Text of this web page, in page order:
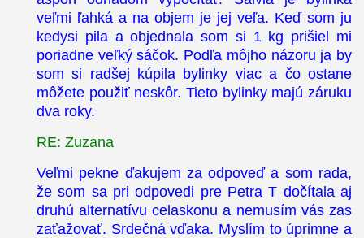
veľmi ľahká a na objem je jej veľa. Keď som ju
kedysi pila a objednala som si 1 kg prišiel mi
poriadne veľký sáčok. Podľa môjho názoru ja by
som si radšej kúpila bylinky viac a čo ostane
môžete použiť neskôr. Tieto bylinky majú záruku
dva roky.
RE: Zuzana
Veľmi pekne ďakujem za odpoveď a som rada,
že som sa pri odpovedi pre Petra T dočítala aj
druhú alternatívu celaskonu a nemusím vás zas
zaťažovať. Srdečná vďaka. Myslím to úprimne a